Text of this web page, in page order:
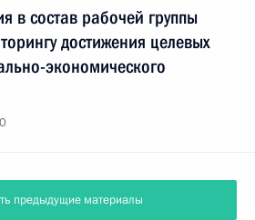
в состав рабочей группы
достижения целевых
экономического
предыдущие материалы